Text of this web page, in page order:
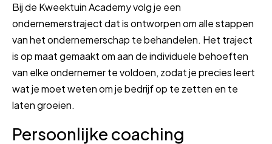
Bij de Kweektuin Academy volg je een
ondernemerstraject dat is ontworpen om alle stappen
van het ondernemerschap te behandelen. Het traject
is op maat gemaakt om aan de individuele behoeften
van elke ondernemer te voldoen, zodat je precies leert
wat je moet weten om je bedrijf op te zetten en te
laten groeien.
Persoonlijke coaching